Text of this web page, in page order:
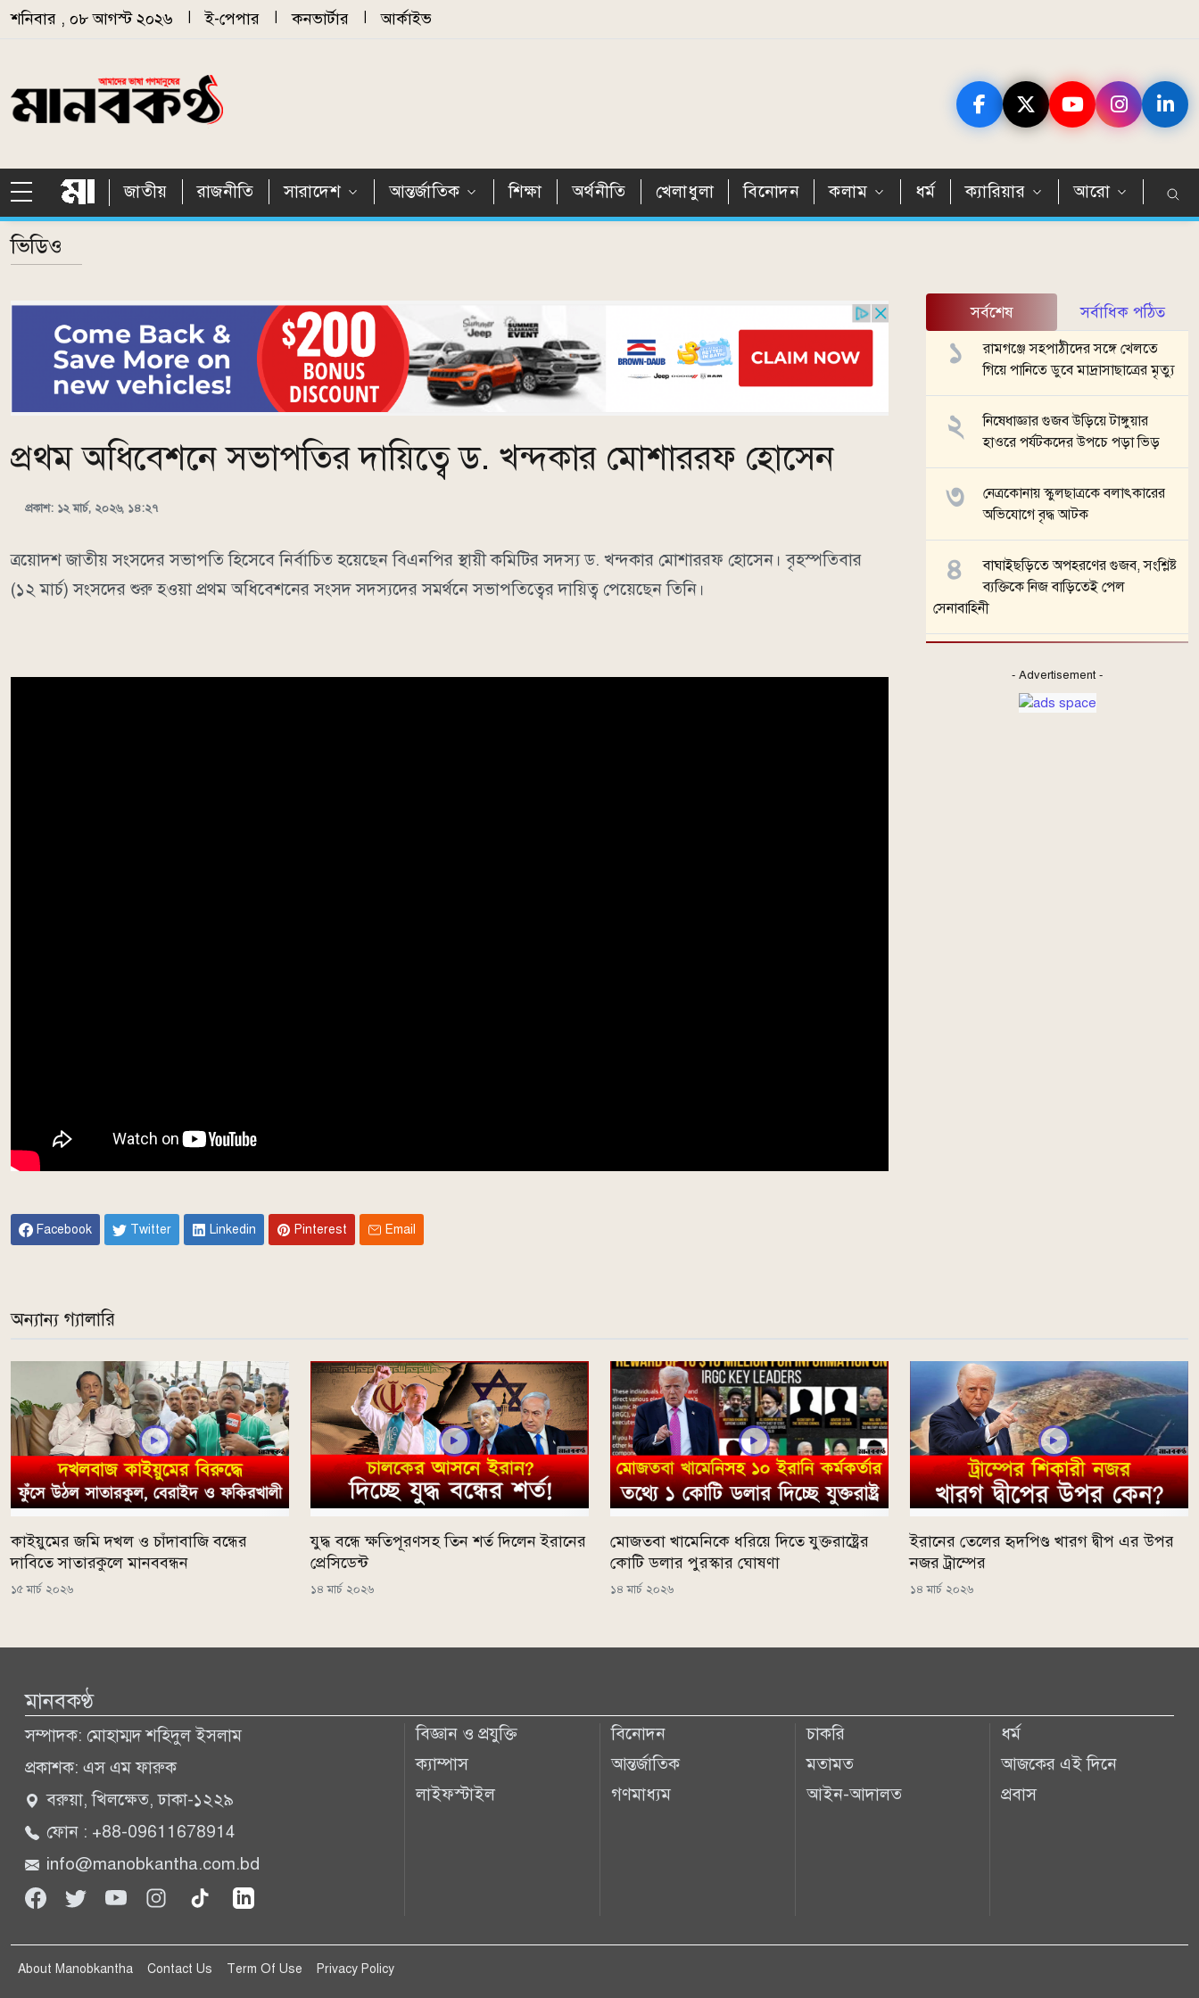
Skip to main content
শনিবার , ০৮ আগস্ট ২০২৬ ই-পেপার কনভার্টার আর্কাইভ
জাতীয় রাজনীতি সারাদেশ আন্তর্জাতিক শিক্ষা অর্থনীতি খেলাধুলা বিনোদন কলাম ধর্ম ক্যারিয়ার আরো
ভিডিও
প্রথম অধিবেশনে সভাপতির দায়িত্বে ড. খন্দকার মোশাররফ হোসেন
প্রকাশ: ১২ মার্চ, ২০২৬, ১৪:২৭
ত্রয়োদশ জাতীয় সংসদের সভাপতি হিসেবে নির্বাচিত হয়েছেন বিএনপির স্থায়ী কমিটির সদস্য ড. খন্দকার মোশাররফ হোসেন। বৃহস্পতিবার
(১২ মার্চ) সংসদের শুরু হওয়া প্রথম অধিবেশনের সংসদ সদস্যদের সমর্থনে সভাপতিত্বের দায়িত্ব পেয়েছেন তিনি।
Facebook Twitter Linkedin Pinterest Email
সর্বশেষ সর্বাধিক পঠিত
রামগঞ্জে সহপাঠীদের সঙ্গে খেলতে
গিয়ে পানিতে ডুবে মাদ্রাসাছাত্রের মৃত্যু
নিষেধাজ্ঞার গুজব উড়িয়ে টাঙ্গুয়ার
হাওরে পর্যটকদের উপচে পড়া ভিড়
নেত্রকোনায় স্কুলছাত্রকে বলাৎকারের
অভিযোগে বৃদ্ধ আটক
বাঘাইছড়িতে অপহরণের গুজব, সংশ্লিষ্ট
ব্যক্তিকে নিজ বাড়িতেই পেল
সেনাবাহিনী
- Advertisement -
অন্যান্য গ্যালারি
কাইয়ুমের জমি দখল ও চাঁদাবাজি বন্ধের
দাবিতে সাতারকুলে মানববন্ধন
১৫ মার্চ ২০২৬
যুদ্ধ বন্ধে ক্ষতিপূরণসহ তিন শর্ত দিলেন ইরানের
প্রেসিডেন্ট
১৪ মার্চ ২০২৬
মোজতবা খামেনিকে ধরিয়ে দিতে যুক্তরাষ্ট্রের
কোটি ডলার পুরস্কার ঘোষণা
১৪ মার্চ ২০২৬
ইরানের তেলের হৃদপিণ্ড খারগ দ্বীপ এর উপর
নজর ট্রাম্পের
১৪ মার্চ ২০২৬
মানবকণ্ঠ
সম্পাদক: মোহাম্মদ শহিদুল ইসলাম
প্রকাশক: এস এম ফারুক
বরুয়া, খিলক্ষেত, ঢাকা-১২২৯
ফোন : +88-09611678914
info@manobkantha.com.bd
বিজ্ঞান ও প্রযুক্তি
ক্যাম্পাস
লাইফস্টাইল
বিনোদন
আন্তর্জাতিক
গণমাধ্যম
চাকরি
মতামত
আইন-আদালত
ধর্ম
আজকের এই দিনে
প্রবাস
About Manobkantha Contact Us Term Of Use Privacy Policy